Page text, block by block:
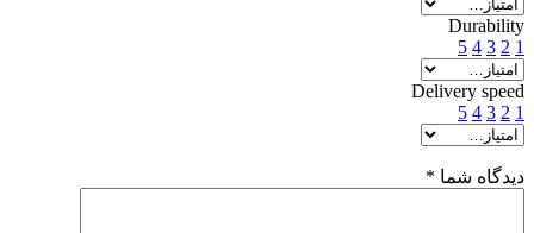
Durability
1
2
3
4
5
Delivery speed
1
2
3
4
5
دیدگاه شما *